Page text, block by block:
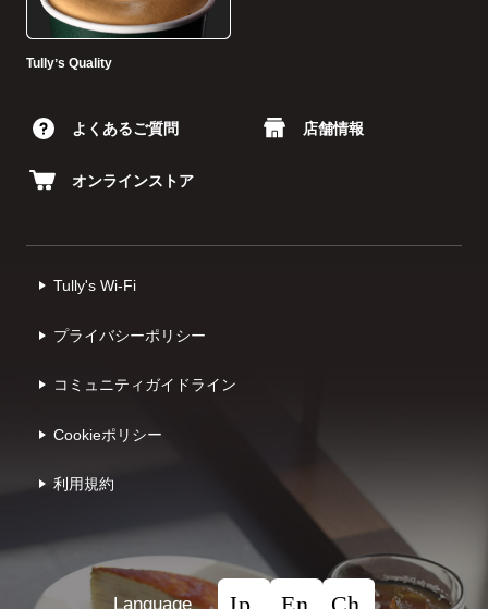
Tullyʼs Quality
よくあるご質問 店舗情報
オンラインストア
Tully's Wi-Fi
プライバシーポリシー
コミュニティガイドライン
Cookieポリシー
利⽤規約
Language